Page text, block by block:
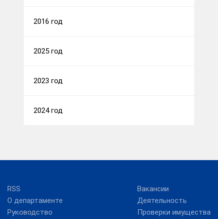
2016 год
2025 год
2023 год
2024 год
RSS
О департаменте
Руководство
Вакансии
Деятельность
Проверки имущества